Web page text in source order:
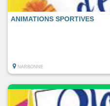
ANIMATIONS SPORTIVES
NARBONNE